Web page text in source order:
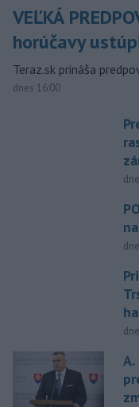
VEĽKÁ
horúčavy
Teraz.sk prináša
dnes 16:00